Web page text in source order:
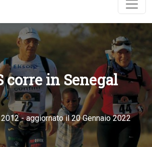
corre in Senegal
2012 - aggiornato il 20 Gennaio 2022